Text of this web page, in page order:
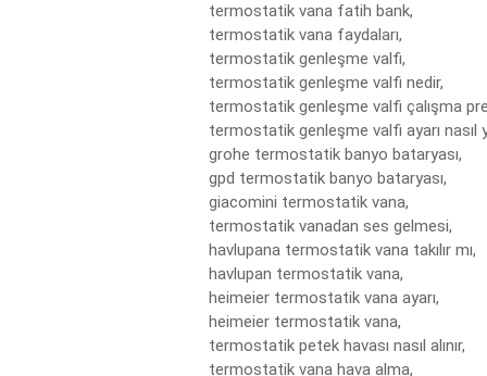
termostatik vana fatih bank,
termostatik vana faydaları,
termostatik genleşme valfi,
termostatik genleşme valfi nedir,
termostatik genleşme valfi çalışma
termostatik genleşme valfi ayarı nasıl
grohe termostatik banyo bataryası,
gpd termostatik banyo bataryası,
giacomini termostatik vana,
termostatik vanadan ses gelmesi,
havlupana termostatik vana takılır mı,
havlupan termostatik vana,
heimeier termostatik vana ayarı,
heimeier termostatik vana,
termostatik petek havası nasıl alınır,
termostatik vana hava alma,